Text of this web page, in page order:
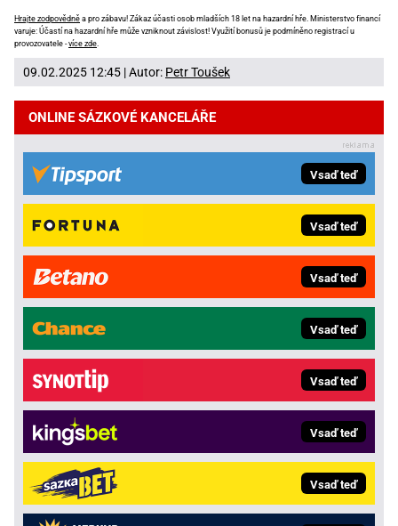
Hrajte zodpovědně a pro zábavu! Zákaz účasti osob mladších 18 let na hazardní hře. Ministerstvo financí
varuje: Účastí na hazardní hře může vzniknout závislost! Využití bonusů je podmíněno registrací u
provozovatele -více zde.
09.02.2025 12:45 | Autor: Petr Toušek
ONLINE SÁZKOVÉ KANCELÁŘE
Vsaď teď
Vsaď teď
Vsaď teď
Vsaď teď
Vsaď teď
Vsaď teď
Vsaď teď